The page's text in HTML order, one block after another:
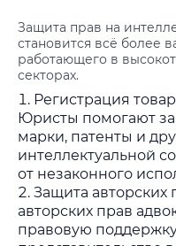
Защита прав на
становится всё более
работающего в
секторах.
Регистрация
Юристы помогают
марки, патенты и
интеллектуальной
от незаконного
Защита авторских
авторских прав
правовую